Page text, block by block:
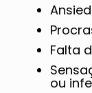
Falta
ou